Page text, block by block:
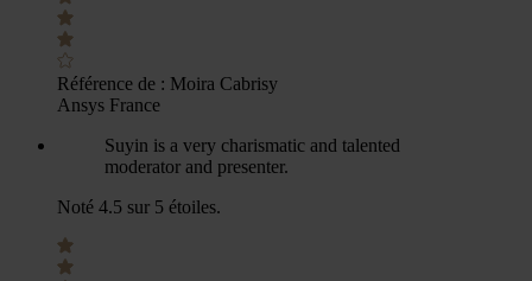
Référence de : Moira Cabrisy
Ansys France
Suyin is a very charismatic and talented
moderator and presenter.
Noté 4.5 sur 5 étoiles.